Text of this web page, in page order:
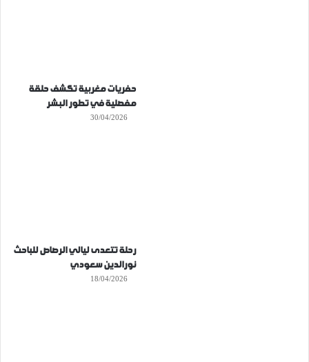
حفريات مغربية تكشف حلقة
مفصلية في تطور البشر
30/04/2026
رحلة تتعدى ليالي الرصاص للباحث
نورالدين سعودي
18/04/2026